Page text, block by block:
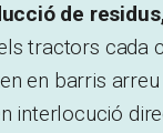
de
tractors cada
en barris
interlocució